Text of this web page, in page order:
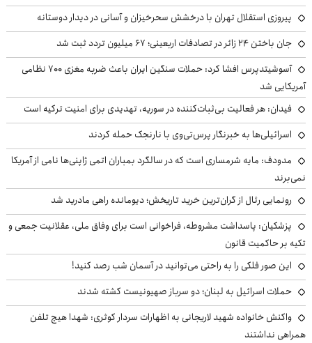
پیروزی استقلال تهران با درخشش سحرخیزان و آسانی در دیدار دوستانه
جان باختن ۲۴ زائر در تصادفات اربعینی؛ ۶۷ میلیون تردد ثبت شد
آسوشیتدپرس افشا کرد: حملات سنگین ایران باعث ضربه مغزی ۷۰۰ نظامی
آمریکایی شد
فیدان: هر فعالیت بی‌ثبات‌کننده در سوریه، تهدیدی برای امنیت ترکیه است
اسرائیلی‌ها به خبرنگار پرس‌تی‌وی با نارنجک حمله کردند
مدودف: مایه شرمساری است که در سالگرد بمباران اتمی ژاپنی‌ها نامی از آمریکا
نمی‌برند
رونمایی رئال از گران‌ترین خرید تاریخش؛ دیومانده راهی مادرید شد
پزشکیان: پاسداشت مشروطه، فراخوانی است برای وفاق ملی، عقلانیت جمعی و
تکیه بر حاکمیت قانون
این صور فلکی را به راحتی می‌توانید در آسمان شب رصد کنید!
حملات اسرائیل به لبنان؛ دو سرباز صهیونیست کشته شدند
واکنش خانواده شهید لاریجانی به اظهارات سردار کوثری: شهدا هیچ تلفن
همراهی نداشتند